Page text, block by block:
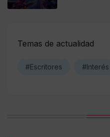
Temas de actualidad
#Escritores #Interés